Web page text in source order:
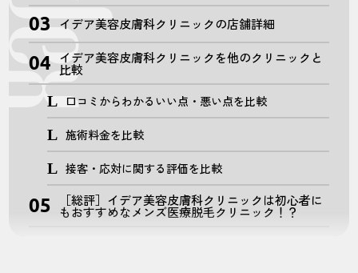
イデア美容皮膚科クリニックの店舗詳細
イデア美容皮膚科クリニックを他のクリニックと
比較
口コミからわかるいい点・悪い点を比較
施術料金を比較
接客・応対に関する評価を比較
［総評］イデア美容皮膚科クリニックは初心者に
もおすすめなメンズ医療脱毛クリニック！？